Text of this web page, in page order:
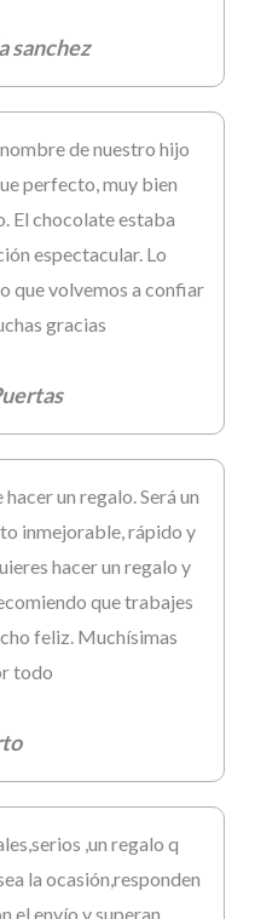
sanchez
de nuestro hijo
perfecto, muy bien
El chocolate estaba
espectacular. Lo
que volvemos a confiar
gracias
un regalo. Será un
inmejorable, rápido y
hacer un regalo y
que trabajes
feliz. Muchísimas
todo
,un regalo q
la ocasión,responden
el envío y superan